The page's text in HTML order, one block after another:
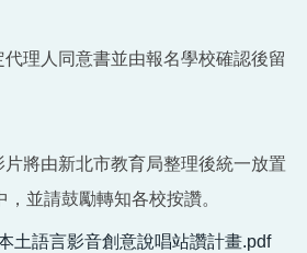
理人同意書並由報名學校確認後留
將由新北市教育局整理後統一放置
並請鼓勵轉知各校按讚。
土語言影音創意說唱站讚計畫.pdf